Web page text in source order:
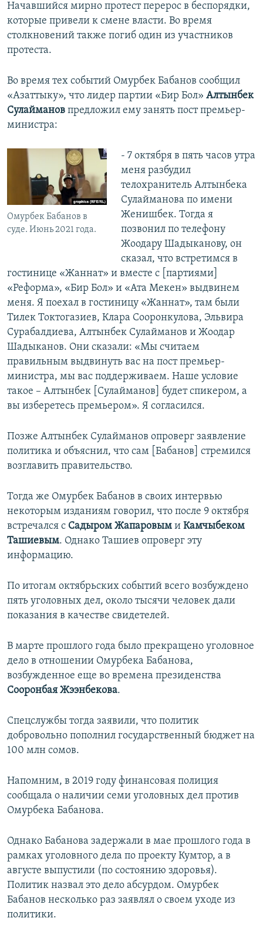
Начавшийся мирно протест перерос в беспорядки,
которые привели к смене власти. Во время
столкновений также погиб один из участников
протеста.
Во время тех событий Омурбек Бабанов сообщил
«Азаттыку», что лидер партии «Бир Бол» Алтынбек
Сулайманов предложил ему занять пост премьер-
министра:
Омурбек Бабанов в
суде. Июнь 2021 года.
- 7 октября в пять часов утра
меня разбудил
телохранитель Алтынбека
Сулайманова по имени
Женишбек. Тогда я
позвонил по телефону
Жоодару Шадыканову, он
сказал, что встретимся в
гостинице «Жаннат» и вместе с [партиями]
«Реформа», «Бир Бол» и «Ата Мекен» выдвинем
меня. Я поехал в гостиницу «Жаннат», там были
Тилек Токтогазиев, Клара Сооронкулова, Эльвира
Сурабалдиева, Алтынбек Сулайманов и Жоодар
Шадыканов. Они сказали: «Мы считаем
правильным выдвинуть вас на пост премьер-
министра, мы вас поддерживаем. Наше условие
такое – Алтынбек [Сулайманов] будет спикером, а
вы изберетесь премьером». Я согласился.
Позже Алтынбек Сулайманов опроверг заявление
политика и объяснил, что сам [Бабанов] стремился
возглавить правительство.
Тогда же Омурбек Бабанов в своих интервью
некоторым изданиям говорил, что после 9 октября
встречался с Садыром Жапаровым и Камчыбеком
Ташиевым. Однако Ташиев опроверг эту
информацию.
По итогам октябрьских событий всего возбуждено
пять уголовных дел, около тысячи человек дали
показания в качестве свидетелей.
В марте прошлого года было прекращено уголовное
дело в отношении Омурбека Бабанова,
возбужденное еще во времена президенства
Сооронбая Жээнбекова.
Спецслужбы тогда заявили, что политик
добровольно пополнил государственный бюджет на
100 млн сомов.
Напомним, в 2019 году финансовая полиция
сообщала о наличии семи уголовных дел против
Омурбека Бабанова.
Однако Бабанова задержали в мае прошлого года в
рамках уголовного дела по проекту Кумтор, а в
августе выпустили (по состоянию здоровья).
Политик назвал это дело абсурдом. Омурбек
Бабанов несколько раз заявлял о своем уходе из
политики.